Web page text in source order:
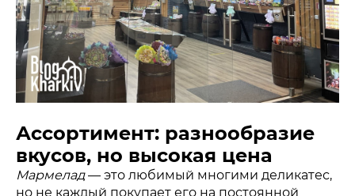
Ассортимент: разнообразие
вкусов, но высокая цена
Мармелад— это любимый многими деликатес,
но не каждый покупает его на постоянной